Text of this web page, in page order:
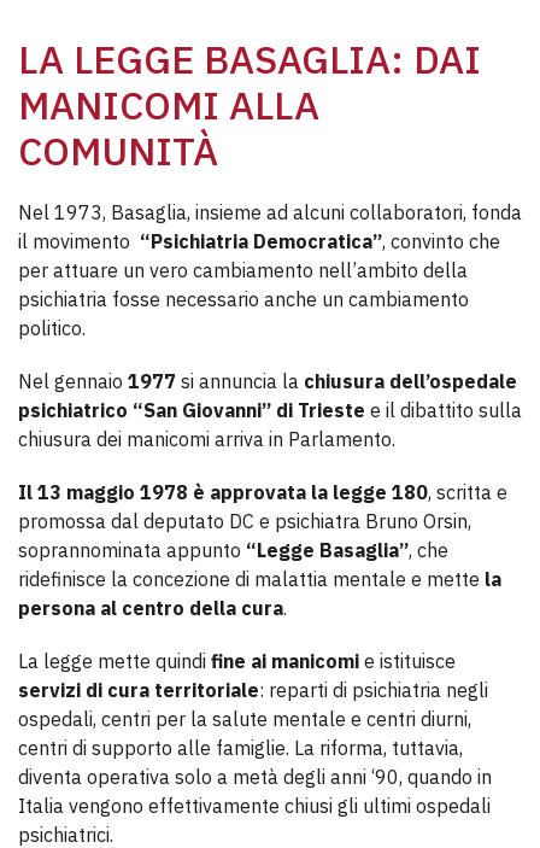
LA LEGGE BASAGLIA: DAI
MANICOMI ALLA
COMUNITÀ
Nel 1973, Basaglia, insieme ad alcuni collaboratori, fonda
il movimento “Psichiatria Democratica”, convinto che
per attuare un vero cambiamento nell’ambito della
psichiatria fosse necessario anche un cambiamento
politico.
Nel gennaio 1977 si annuncia la chiusura dell’ospedale
psichiatrico “San Giovanni” di Trieste e il dibattito sulla
chiusura dei manicomi arriva in Parlamento.
Il 13 maggio 1978 è approvata la legge 180, scritta e
promossa dal deputato DC e psichiatra Bruno Orsin,
soprannominata appunto “Legge Basaglia”, che
ridefinisce la concezione di malattia mentale e mette la
persona al centro della cura.
La legge mette quindi fine ai manicomi e istituisce
servizi di cura territoriale: reparti di psichiatria negli
ospedali, centri per la salute mentale e centri diurni,
centri di supporto alle famiglie. La riforma, tuttavia,
diventa operativa solo a metà degli anni ‘90, quando in
Italia vengono effettivamente chiusi gli ultimi ospedali
psichiatrici.